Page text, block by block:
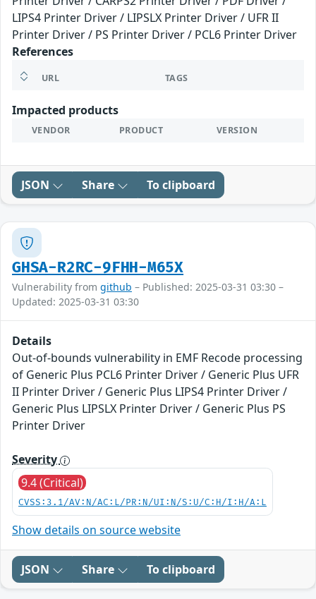
LIPS4 Printer Driver / LIPSLX Printer Driver / UFR II
Printer Driver / PS Printer Driver / PCL6 Printer Driver
References
URL TAGS
Impacted products
VENDOR PRODUCT VERSION
JSON Share To clipboard
GHSA-R2RC-9FHH-M65X
Vulnerability from github – Published: 2025-03-31 03:30 –
Updated: 2025-03-31 03:30
Details
Out-of-bounds vulnerability in EMF Recode processing
of Generic Plus PCL6 Printer Driver / Generic Plus UFR
II Printer Driver / Generic Plus LIPS4 Printer Driver /
Generic Plus LIPSLX Printer Driver / Generic Plus PS
Printer Driver
Severity
9.4 (Critical)
CVSS:3.1/AV:N/AC:L/PR:N/UI:N/S:U/C:H/I:H/A:L
Show details on source website
JSON Share To clipboard